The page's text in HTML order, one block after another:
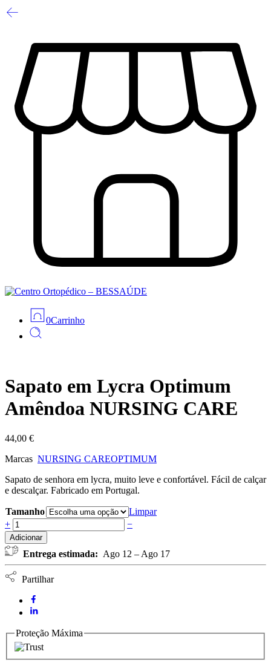
0Carrinho
Sapato em Lycra Optimum
Amêndoa NURSING CARE
44,00 €
Marcas NURSING CAREOPTIMUM
Sapato de senhora em lycra, muito leve e confortável. Fácil de calçar
e descalçar. Fabricado em Portugal.
Tamanho
Limpar
Sapato
em
Lycra
Optimum
Amêndoa
NURSING
quantidade
+ −
Adicionar
Entrega estimada: Ago 12 – Ago 17
Partilhar
Proteção Máxima